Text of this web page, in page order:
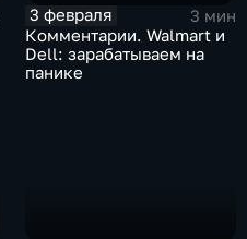
3 февраля
3 мин
Комментарии. Walmart и
Dell: зарабатываем на
панике